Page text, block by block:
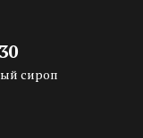
сироп